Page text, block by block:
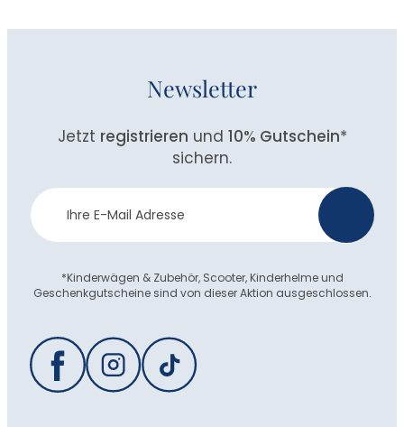
Newsletter
Jetzt registrieren und 10% Gutschein*
sichern.
Newsletter
Anmeldung
*Kinderwägen & Zubehör, Scooter, Kinderhelme und
Geschenkgutscheine sind von dieser Aktion ausgeschlossen.